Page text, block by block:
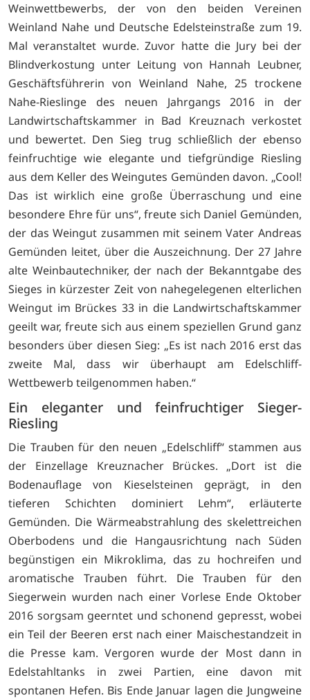
Weinwettbewerbs, der von den beiden Vereinen
Weinland Nahe und Deutsche Edelsteinstraße zum 19.
Mal veranstaltet wurde. Zuvor hatte die Jury bei der
Blindverkostung unter Leitung von Hannah Leubner,
Geschäftsführerin von Weinland Nahe, 25 trockene
Nahe-Rieslinge des neuen Jahrgangs 2016 in der
Landwirtschaftskammer in Bad Kreuznach verkostet
und bewertet. Den Sieg trug schließlich der ebenso
feinfruchtige wie elegante und tiefgründige Riesling
aus dem Keller des Weingutes Gemünden davon. „Cool!
Das ist wirklich eine große Überraschung und eine
besondere Ehre für uns“, freute sich Daniel Gemünden,
der das Weingut zusammen mit seinem Vater Andreas
Gemünden leitet, über die Auszeichnung. Der 27 Jahre
alte Weinbautechniker, der nach der Bekanntgabe des
Sieges in kürzester Zeit von nahegelegenen elterlichen
Weingut im Brückes 33 in die Landwirtschaftskammer
geeilt war, freute sich aus einem speziellen Grund ganz
besonders über diesen Sieg: „Es ist nach 2016 erst das
zweite Mal, dass wir überhaupt am Edelschliff-
Wettbewerb teilgenommen haben.“
Ein eleganter und feinfruchtiger Sieger-
Riesling
Die Trauben für den neuen „Edelschliff“ stammen aus
der Einzellage Kreuznacher Brückes. „Dort ist die
Bodenauflage von Kieselsteinen geprägt, in den
tieferen Schichten dominiert Lehm“, erläuterte
Gemünden. Die Wärmeabstrahlung des skelettreichen
Oberbodens und die Hangausrichtung nach Süden
begünstigen ein Mikroklima, das zu hochreifen und
aromatische Trauben führt. Die Trauben für den
Siegerwein wurden nach einer Vorlese Ende Oktober
2016 sorgsam geerntet und schonend gepresst, wobei
ein Teil der Beeren erst nach einer Maischestandzeit in
die Presse kam. Vergoren wurde der Most dann in
Edelstahltanks in zwei Partien, eine davon mit
spontanen Hefen. Bis Ende Januar lagen die Jungweine